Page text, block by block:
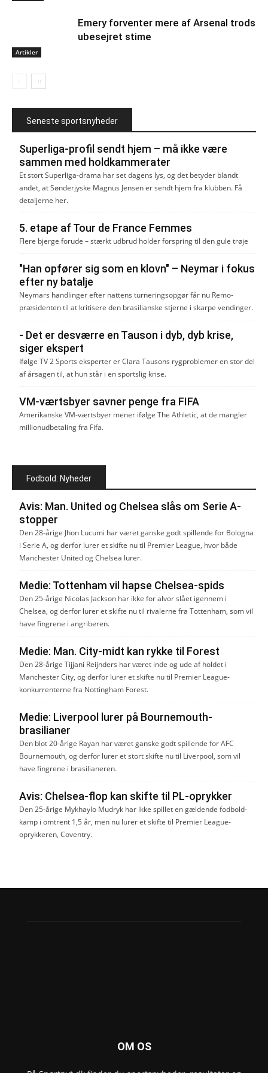
Artikler
Emery forventer mere af Arsenal trods
ubesejret stime
Seneste sportsnyheder
Superliga-profil sendt hjem – må ikke være
sammen med holdkammerater
Et stort Superliga-drama har set dagens lys, og det betyder blandt
andet, at Sønderjyske Magnus Jensen er sendt hjem fra klubben. Få
detaljerne her.
5. etape af Tour de France Femmes
Flere bjerge forude – stærkt udbrud holder forspring til den gule trøje
"Han opfører sig som en klovn" – Neymar i fokus
efter ny batalje
Neymars handlinger efter nattens turneringsopgør får nu Remo-
præsidenten til at kritisere den brasilianske stjerne i skarpe vendinger.
- Det er desværre en Tauson i dyb, dyb krise,
siger ekspert
Ifølge TV 2 Sports eksperter er Clara Tausons rygproblemer en stor del
af årsagen til, at hun står i en sportslig krise.
VM-værtsbyer savner penge fra FIFA
Amerikanske VM-værtsbyer mener ifølge The Athletic, at de mangler
millionudbetaling fra Fifa.
Fodbold: Nyheder
Avis: Man. United og Chelsea slås om Serie A-
stopper
Den 28-årige Jhon Lucumi har været ganske godt spillende for Bologna
i Serie A, og derfor lurer et skifte nu til Premier League, hvor både
Manchester United og Chelsea lurer.
Medie: Tottenham vil hapse Chelsea-spids
Den 25-årige Nicolas Jackson har ikke for alvor slået igennem i
Chelsea, og derfor lurer et skifte nu til rivalerne fra Tottenham, som vil
have fingrene i angriberen.
Medie: Man. City-midt kan rykke til Forest
Den 28-årige Tijjani Reijnders har været inde og ude af holdet i
Manchester City, og derfor lurer et skifte nu til Premier League-
konkurrenterne fra Nottingham Forest.
Medie: Liverpool lurer på Bournemouth-
brasilianer
Den blot 20-årige Rayan har været ganske godt spillende for AFC
Bournemouth, og derfor lurer et stort skifte nu til Liverpool, som vil
have fingrene i brasilianeren.
Avis: Chelsea-flop kan skifte til PL-oprykker
Den 25-årige Mykhaylo Mudryk har ikke spillet en gældende fodbold-
kamp i omtrent 1,5 år, men nu lurer et skifte til Premier League-
oprykkeren, Coventry.
OM OS